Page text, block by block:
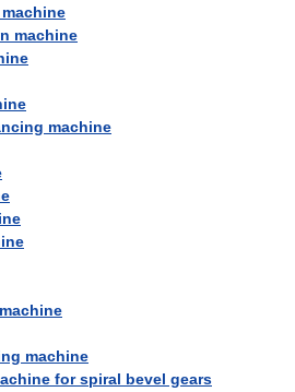
machine
machine
machine
for spiral bevel gears